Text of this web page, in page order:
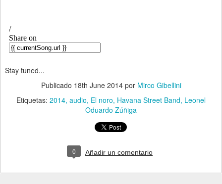
Stay tuned...
Publicado 18th June 2014por Mirco Gibellini
Etiquetas: 2014 audio El noro Havana Street Band Leonel
Oduardo Zúñiga
0 Añadir un comentario